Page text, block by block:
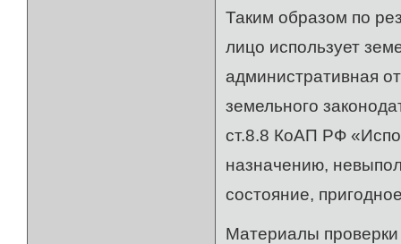
Таким образом по
лицо использует
административная
земельного
ст.8.8 КоАП РФ
назначению,
состояние,
Материалы